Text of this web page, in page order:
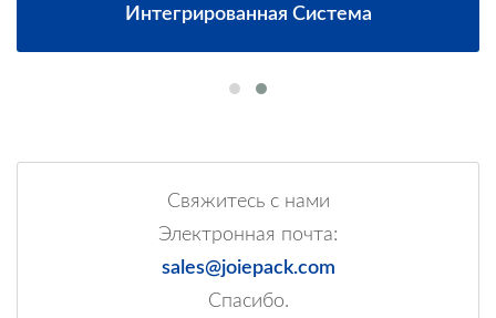
Интегрированная Система
Свяжитесь с нами
Электронная почта:
sales@joiepack.com
Спасибо.